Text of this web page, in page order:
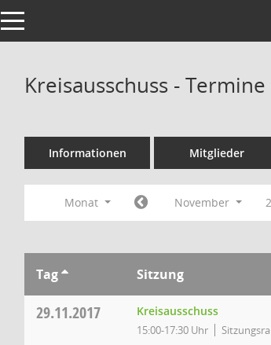
Toggle navigation
Kreisausschuss -
Informationen Mitglieder
Monat November
Tag Sitzung
29.11.2017 Kreisausschuss
15:00-17:30 Uhr